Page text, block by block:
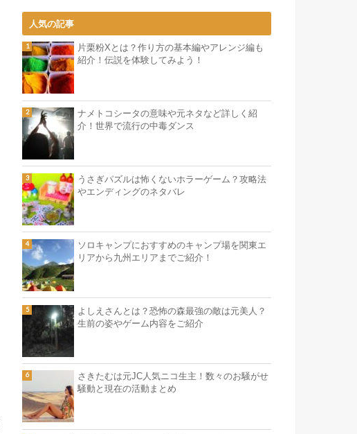
人気の記事
片栗粉Xとは？作り方の基本編やアレンジ編も
紹介！伝説を体験してみよう！
ナメトコシータの意味や元ネタなど詳しく紹
介！世界で流行の中毒ダンス
うさぎパズルは怖くないホラーゲーム？攻略法
やエンディングのネタバレ
ソロキャンプにおすすめのキャンプ場を関東エ
リアから九州エリアまでご紹介！
よしえさんとは？恐怖の森最強の敵は元美人？
生前の姿やゲーム内容をご紹介
さきたむは元JC人気ニコ生主！数々のお騒がせ
騒動と現在の活動まとめ